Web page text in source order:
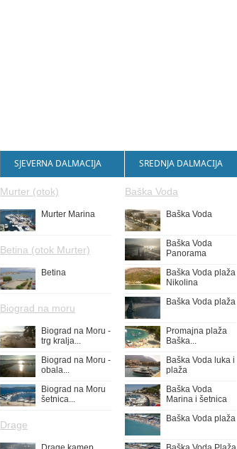
SJEVERNA DALMACIJA
Murter (otok)
Murter Marina
Betina (otok Murter)
Betina
Biograd na moru
Biograd na Moru -
trg kralja...
Biograd na Moru -
obala...
Biograd na Moru
šetnica...
Drage
SREDNJA DALMACIJA
Baška Voda
Baška Voda
Baška Voda
Panorama
Baška Voda plaža
Nikolina
Baška Voda plaža
Promajna plaža
Baška...
Baška Voda luka i
plaža
Baška Voda
Marina i šetnica
Baška Voda plaža